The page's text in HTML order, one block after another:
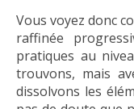
Vous voyez donc
raffinée
pratiques au
trouvons, mais
dissolvons les